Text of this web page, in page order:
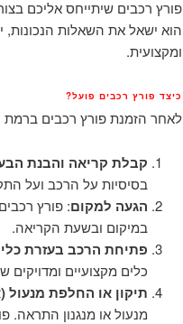
פורץ רכבים שיתייחס אליכם
הוא ישאל את השאלות
ומקצועית.
כיצד פורץ רכבים פועל?
לאחר הזמנת פורץ רכבים
קבלת קריאה והבנת
בסיסיות על הרכב ועל
הגעה למקום
במיקום ובשעת הקריאה.
פתיחת הרכב בעזרת
כלים מקצועיים ומדויקים
תיקון או החלפת מנעול
מנעול או מנגנון התראה.